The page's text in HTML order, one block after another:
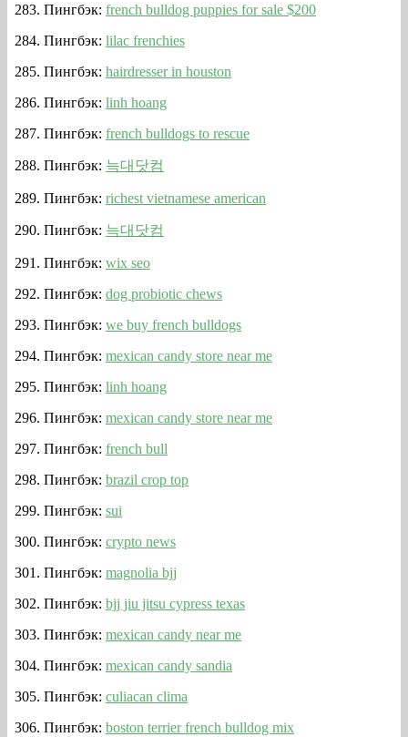
Пингбэк: french bulldog puppies for sale $200
Пингбэк: lilac frenchies
Пингбэк: hairdresser in houston
Пингбэк: linh hoang
Пингбэк: french bulldogs to rescue
Пингбэк: 늑대닷컴
Пингбэк: richest vietnamese american
Пингбэк: 늑대닷컴
Пингбэк: wix seo
Пингбэк: dog probiotic chews
Пингбэк: we buy french bulldogs
Пингбэк: mexican candy store near me
Пингбэк: linh hoang
Пингбэк: mexican candy store near me
Пингбэк: french bull
Пингбэк: brazil crop top
Пингбэк: sui
Пингбэк: crypto news
Пингбэк: magnolia bjj
Пингбэк: bjj jiu jitsu cypress texas
Пингбэк: mexican candy near me
Пингбэк: mexican candy sandia
Пингбэк: culiacan clima
Пингбэк: boston terrier french bulldog mix